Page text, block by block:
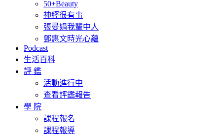
50+Beauty
神經很有事
張曼娟我輩中人
鄧惠文時光心蘊
Podcast
生活百科
評 鑑
活動進行中
查看評鑑報告
學 院
課程報名
課程報導